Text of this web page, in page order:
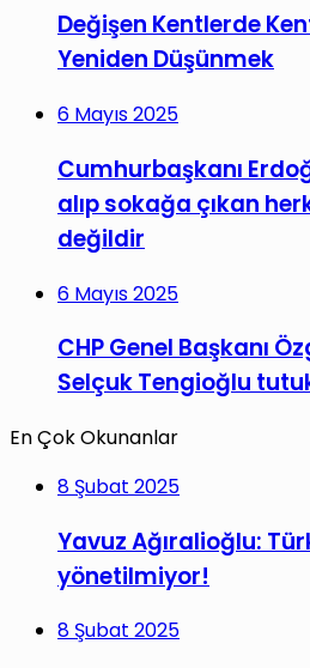
Değişen Kentlerde
Yeniden Düşünmek
6 Mayıs 2025
Cumhurbaşkanı
alıp sokağa çıkan
değildir
6 Mayıs 2025
CHP Genel Başkanı
Selçuk Tengioğlu
En Çok Okunanlar
8 Şubat 2025
Yavuz Ağıralioğlu:
yönetilmiyor!
8 Şubat 2025